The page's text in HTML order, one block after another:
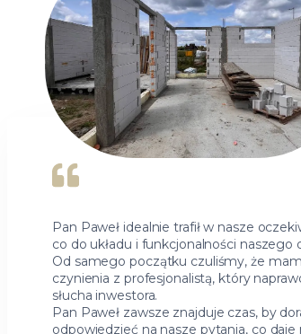
Pan Paweł idealnie trafił w nasze
co do układu i funkcjonalności naszego
Od samego początku czuliśmy, że
czynienia z profesjonalistą, który
słucha inwestora.
Pan Paweł zawsze znajduje czas, by
odpowiedzieć na nasze pytania, co daje